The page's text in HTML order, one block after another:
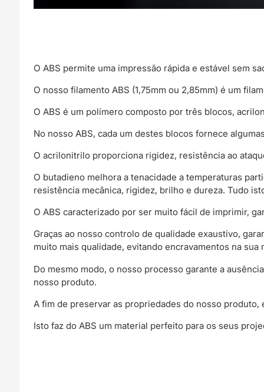
O ABS permite uma impressão rápida e estável sem
O nosso filamento ABS (1,75mm ou 2,85mm) é um
O ABS é um polímero composto por três blocos,
No nosso ABS, cada um destes blocos fornece
O acrilonitrilo proporciona rigidez, resistência ao
O butadieno melhora a tenacidade a temperaturas
resistência mecânica, rigidez, brilho e dureza. Tudo
O ABS caracterizado por ser muito fácil de imprimir,
Graças ao nosso controlo de qualidade exaustivo,
muito mais qualidade, evitando encravamentos na sua
Do mesmo modo, o nosso processo garante a
nosso produto.
A fim de preservar as propriedades do nosso
Isto faz do ABS um material perfeito para os seus